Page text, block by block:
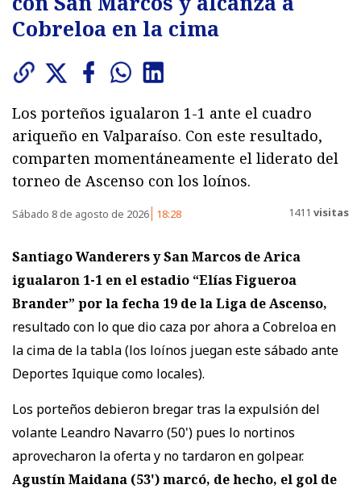
Cobreloa en la cima
Los porteños igualaron 1-1 ante el cuadro
ariqueño en Valparaíso. Con este resultado,
comparten momentáneamente el liderato del
torneo de Ascenso con los loínos.
Sábado 8 de agosto de 2026 18:28 1411 visitas
Santiago Wanderers y San Marcos de Arica
igualaron 1-1 en el estadio “Elías Figueroa
Brander” por la fecha 19 de la Liga de Ascenso,
resultado con lo que dio caza por ahora a Cobreloa en
la cima de la tabla (los loínos juegan este sábado ante
Deportes Iquique como locales).
Los porteños debieron bregar tras la expulsión del
volante Leandro Navarro (50') pues lo nortinos
aprovecharon la oferta y no tardaron en golpear.
Agustín Maidana (53') marcó, de hecho, el gol de